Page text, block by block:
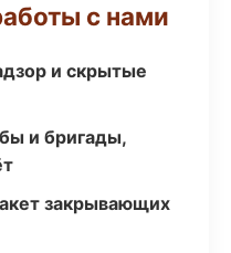
с нами
и скрытые
и бригады,
закрывающих